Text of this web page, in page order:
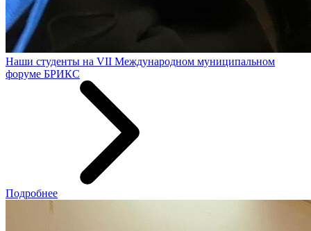
Наши студенты на VII Международном муниципальном
форуме БРИКС
Подробнее